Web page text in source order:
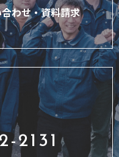
わせ・資料請求
2131